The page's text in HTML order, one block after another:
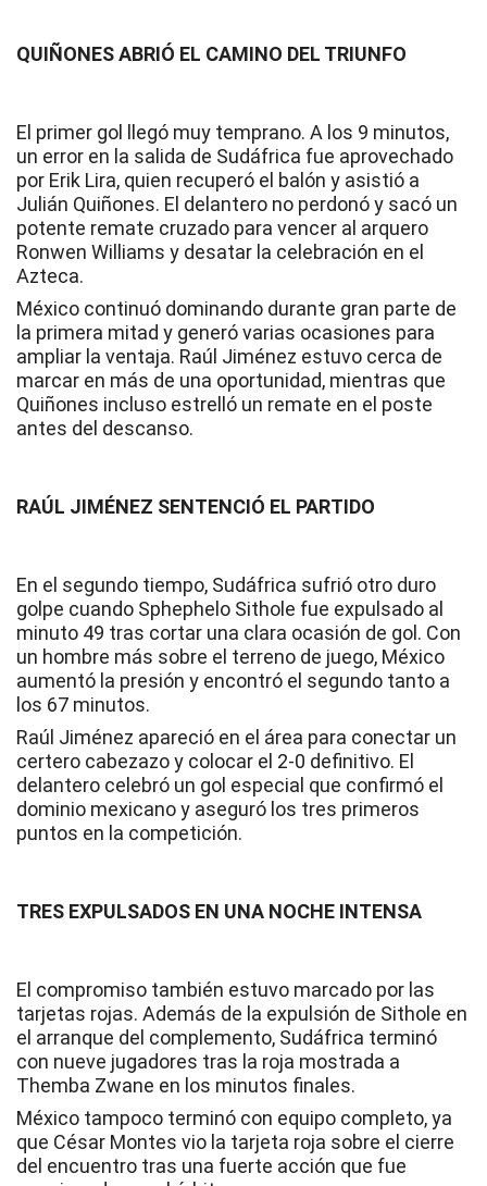
QUIÑONES ABRIÓ EL CAMINO DEL TRIUNFO
El primer gol llegó muy temprano. A los 9 minutos,
un error en la salida de Sudáfrica fue aprovechado
por Erik Lira, quien recuperó el balón y asistió a
Julián Quiñones. El delantero no perdonó y sacó un
potente remate cruzado para vencer al arquero
Ronwen Williams y desatar la celebración en el
Azteca.
México continuó dominando durante gran parte de
la primera mitad y generó varias ocasiones para
ampliar la ventaja. Raúl Jiménez estuvo cerca de
marcar en más de una oportunidad, mientras que
Quiñones incluso estrelló un remate en el poste
antes del descanso.
RAÚL JIMÉNEZ SENTENCIÓ EL PARTIDO
En el segundo tiempo, Sudáfrica sufrió otro duro
golpe cuando Sphephelo Sithole fue expulsado al
minuto 49 tras cortar una clara ocasión de gol. Con
un hombre más sobre el terreno de juego, México
aumentó la presión y encontró el segundo tanto a
los 67 minutos.
Raúl Jiménez apareció en el área para conectar un
certero cabezazo y colocar el 2-0 definitivo. El
delantero celebró un gol especial que confirmó el
dominio mexicano y aseguró los tres primeros
puntos en la competición.
TRES EXPULSADOS EN UNA NOCHE INTENSA
El compromiso también estuvo marcado por las
tarjetas rojas. Además de la expulsión de Sithole en
el arranque del complemento, Sudáfrica terminó
con nueve jugadores tras la roja mostrada a
Themba Zwane en los minutos finales.
México tampoco terminó con equipo completo, ya
que César Montes vio la tarjeta roja sobre el cierre
del encuentro tras una fuerte acción que fue